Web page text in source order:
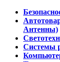
Антенны)
Системы